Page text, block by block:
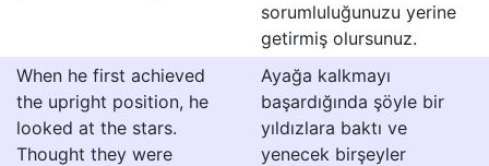
sorumluluğunuzu yerine
getirmiş olursunuz.
When he first achieved
the upright position, he
looked at the stars.
Thought they were
Ayağa kalkmayı
başardığında şöyle bir
yıldızlara baktı ve
yenecek birşeyler